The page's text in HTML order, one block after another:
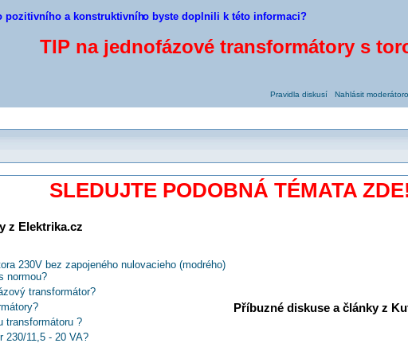
pozitivního a konstruktivního byste doplnili k této informaci?
TIP na jednofázové transformátory s
Pravidla diskusí Nahlásit
SLEDUJTE PODOBNÁ TÉMATA
z Elektrika.cz
230V bez zapojeného nulovacieho (modrého)
normou?
transformátor?
transformátoru ?
230/11,5 - 20 VA?
Příbuzné diskuse a články z